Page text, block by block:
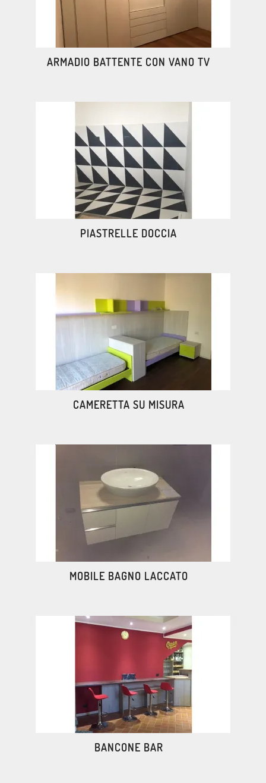
ARMADIO BATTENTE CON VANO TV
PIASTRELLE DOCCIA
CAMERETTA SU MISURA
MOBILE BAGNO LACCATO
BANCONE BAR